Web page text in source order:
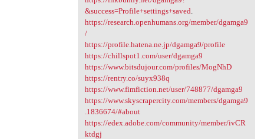
&success=Profile+settings+saved
https://research.openhumans.org/member/dgamga9
/
https://profile.hatena.ne.jp/dgamga9/profile
https://chillspot1.com/user/dgamga9
https://www.bitsdujour.com/profiles/MogNhD
https://rentry.co/suyx938q
https://www.fimfiction.net/user/748877/dgamga9
https://www.skyscrapercity.com/members/dgamga9
.1836674/#about
https://edex.adobe.com/community/member/ivCR
ktdgj